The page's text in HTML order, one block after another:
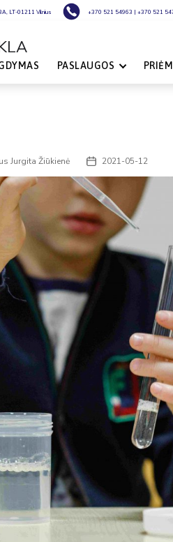
LT-01211 Vilnius +370 521 54963 | +370 521
PASLAUGOS
Jurgita Žiūkienė
Įrašo
data
2021-05-12